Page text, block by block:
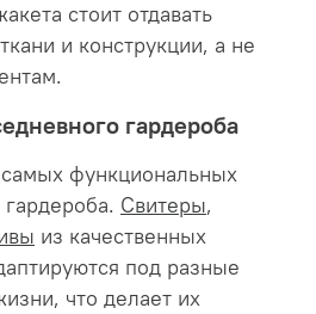
стоит отдавать
и конструкции, а не
гардероба
функциональных
Свитеры,
из качественных
под разные
что делает их